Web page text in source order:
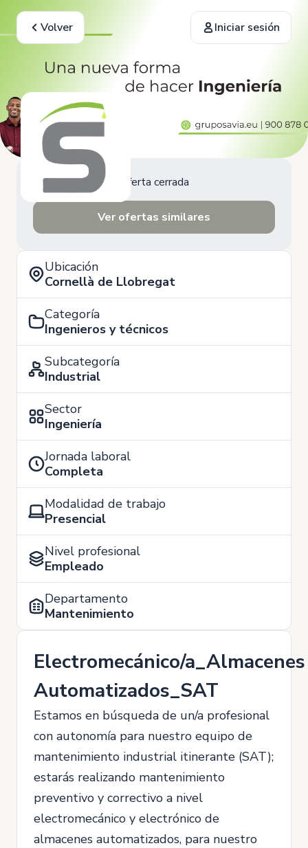
Volver Iniciar sesión
Oferta cerrada
Ver ofertas similares
Ubicación
Cornellà de Llobregat
Categoría
Ingenieros y técnicos
Subcategoría
Industrial
Sector
Ingeniería
Jornada laboral
Completa
Modalidad de trabajo
Presencial
Nivel profesional
Empleado
Departamento
Mantenimiento
Electromecánico/a_Almacenes
Automatizados_SAT
Estamos en búsqueda de un/a profesional
con autonomía para nuestro equipo de
mantenimiento industrial itinerante (SAT);
estarás realizando mantenimiento
preventivo y correctivo a nivel
electromecánico y electrónico de
almacenes automatizados, para nuestro